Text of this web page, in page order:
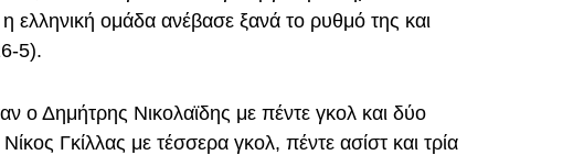
ελληνική ομάδα ανέβασε ξανά το ρυθμό της και
5).
ο Δημήτρης Νικολαϊδης με πέντε γκολ και δύο
Γκίλλας με τέσσερα γκολ, πέντε ασίστ και τρία